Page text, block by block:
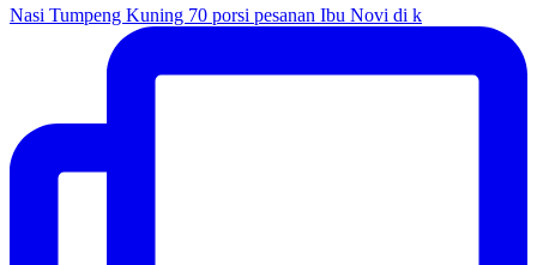
Nasi Tumpeng Kuning 70 porsi pesanan Ibu Novi di k